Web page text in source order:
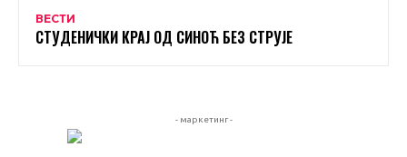
ВЕСТИ
СТУДЕНИЧКИ КРАЈ ОД СИНОЋ БЕЗ СТРУЈЕ
- маркетинг -